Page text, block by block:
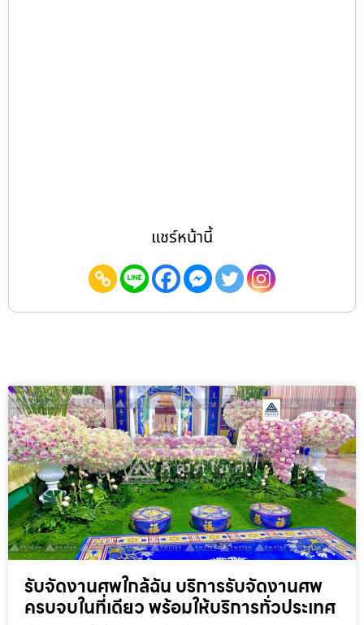
แชร์หน้านี้
รับจัดงานศพใกล้ฉัน บริการรับจัดงานศพ
ครบจบในที่เดียว พร้อมให้บริการทั่วประเทศ